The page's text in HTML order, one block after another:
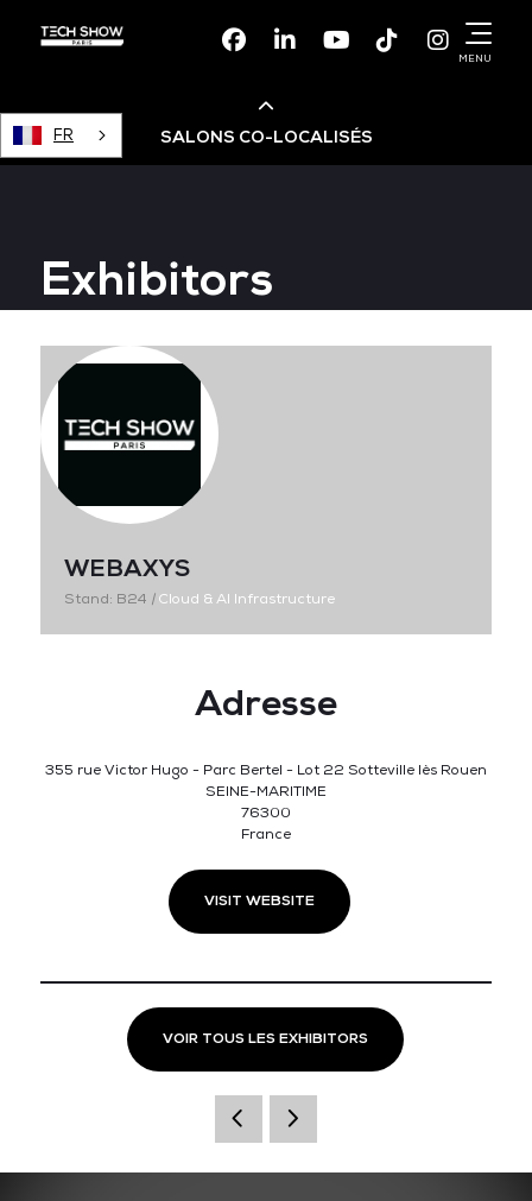
FacebookLinkedinYoutubeTikTok
MENU
FR SALONS CO-LOCALISÉS
Devops Live
Cloud & Cyber Security
Data & AI Leaders Summit
Data Centre World
Exhibitors
WEBAXYS
Stand: B24 |Cloud & AI Infrastructure
Adresse
355 rue Victor Hugo - Parc Bertel - Lot 22 Sotteville lès Rouen
SEINE-MARITIME
76300
France
VISIT WEBSITE
VOIR TOUS LES EXHIBITORS